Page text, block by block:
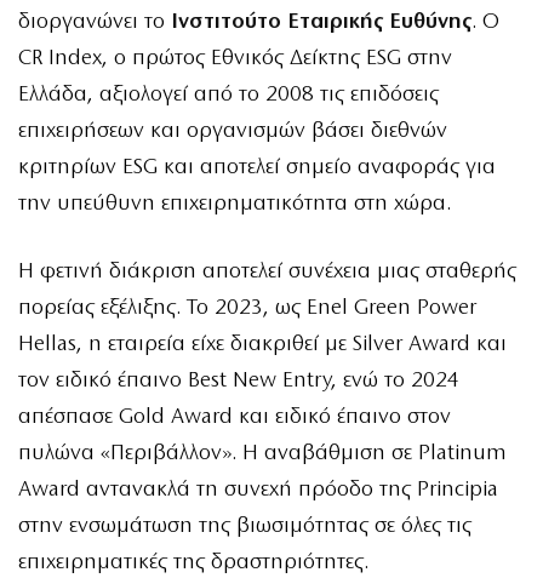
διοργανώνει το Ινστιτούτο Εταιρικής Ευθύνης. Ο
CR Index, ο πρώτος Εθνικός Δείκτης ESG στην
Ελλάδα, αξιολογεί από το 2008 τις επιδόσεις
επιχειρήσεων και οργανισμών βάσει διεθνών
κριτηρίων ESG και αποτελεί σημείο αναφοράς για
την υπεύθυνη επιχειρηματικότητα στη χώρα.
Η φετινή διάκριση αποτελεί συνέχεια μιας σταθερής
πορείας εξέλιξης. Το 2023, ως Enel Green Power
Hellas, η εταιρεία είχε διακριθεί με Silver Award και
τον ειδικό έπαινο Best New Entry, ενώ το 2024
απέσπασε Gold Award και ειδικό έπαινο στον
πυλώνα «Περιβάλλον». Η αναβάθμιση σε Platinum
Award αντανακλά τη συνεχή πρόοδο της Principia
στην ενσωμάτωση της βιωσιμότητας σε όλες τις
επιχειρηματικές της δραστηριότητες.